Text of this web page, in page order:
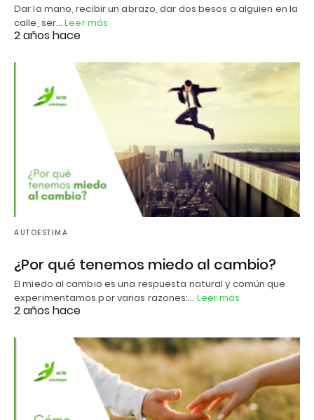
Dar la mano, recibir un abrazo, dar dos besos a alguien en la
calle, ser…Leer más
2 años hace
AUTOESTIMA
¿Por qué tenemos miedo al cambio?
El miedo al cambio es una respuesta natural y común que
experimentamos por varias razones:… Leer más
2 años hace